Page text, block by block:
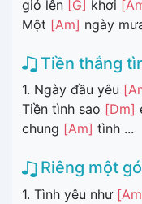
gió lên [G] khơi
Một [Am] ngày
Tiền thắng
1. Ngày đầu yêu
Tiền tình sao [Dm]
chung [Am] tình ...
Riêng một
1. Tình yêu như